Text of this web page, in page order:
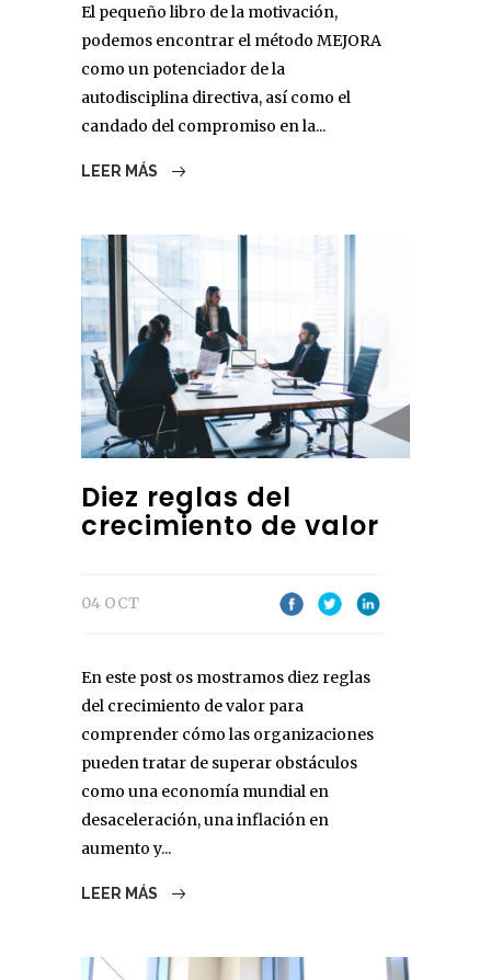
El pequeño libro de la motivación,
podemos encontrar el método MEJORA
como un potenciador de la
autodisciplina directiva, así como el
candado del compromiso en la...
LEER MÁS
Diez reglas del
crecimiento de valor
04 OCT
En este post os mostramos diez reglas
del crecimiento de valor para
comprender cómo las organizaciones
pueden tratar de superar obstáculos
como una economía mundial en
desaceleración, una inflación en
aumento y...
LEER MÁS